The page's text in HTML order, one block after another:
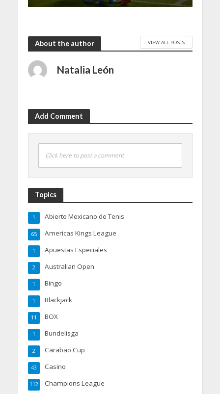
About the author VIEW ALL POSTS
Natalia León
Add Comment
Click here to post a comment
Topics
Abierto Mexicano de Tenis
1
Americas Kings League
65
Apuestas Especiales
1
Australian Open
2
Bingo
1
Blackjack
1
BOX
11
Bundelisga
1
Carabao Cup
2
Casino
43
Champions League
112